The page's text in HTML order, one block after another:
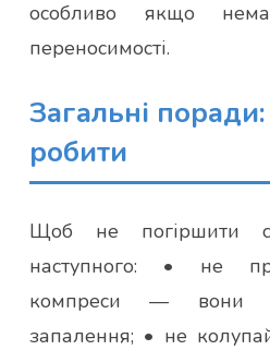
особливо якщо
переносимості.
Загальні
робити
Щоб не погіршити
наступного: • не
компреси — вони
запалення; • не